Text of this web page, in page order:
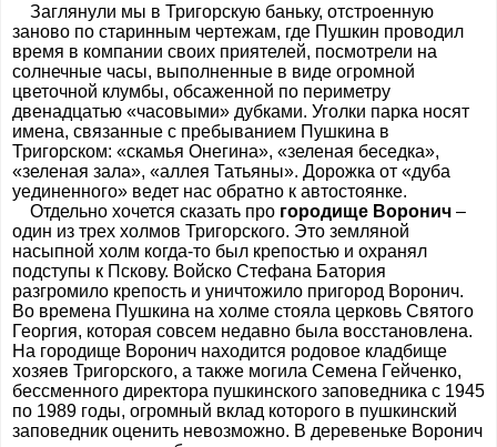
Заглянули мы в Тригорскую баньку, отстроенную
заново по старинным чертежам, где Пушкин проводил
время в компании своих приятелей, посмотрели на
солнечные часы, выполненные в виде огромной
цветочной клумбы, обсаженной по периметру
двенадцатью «часовыми» дубками. Уголки парка носят
имена, связанные с пребыванием Пушкина в
Тригорском: «скамья Онегина», «зеленая беседка»,
«зеленая зала», «аллея Татьяны». Дорожка от «дуба
уединенного» ведет нас обратно к автостоянке.
Отдельно хочется сказать про городище Воронич –
один из трех холмов Тригорского. Это земляной
насыпной холм когда-то был крепостью и охранял
подступы к Пскову. Войско Стефана Батория
разгромило крепость и уничтожило пригород Воронич.
Во времена Пушкина на холме стояла церковь Святого
Георгия, которая совсем недавно была восстановлена.
На городище Воронич находится родовое кладбище
хозяев Тригорского, а также могила Семена Гейченко,
бессменного директора пушкинского заповедника с 1945
по 1989 годы, огромный вклад которого в пушкинский
заповедник оценить невозможно. В деревеньке Воронич